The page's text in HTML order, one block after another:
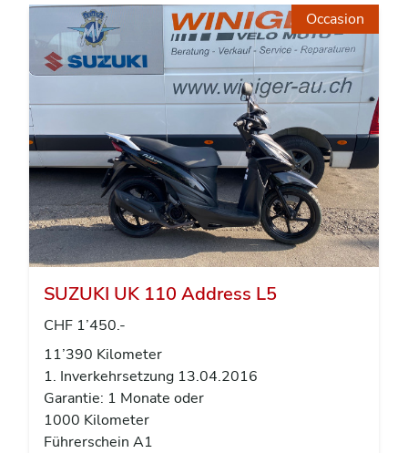
Occasion
SUZUKI UK 110 Address L5
CHF 1’450.-
11’390 Kilometer
1. Inverkehrsetzung 13.04.2016
Garantie: 1 Monate oder
1000 Kilometer
Führerschein A1